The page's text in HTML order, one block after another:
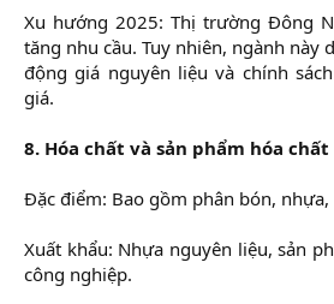
Xu hướng 2025: Thị trường Đông
tăng nhu cầu. Tuy nhiên, ngành này
động giá nguyên liệu và chính
giá.
8. Hóa chất và sản phẩm hóa chất
Đặc điểm: Bao gồm phân bón, nhựa,
Xuất khẩu: Nhựa nguyên liệu, sản
công nghiệp.